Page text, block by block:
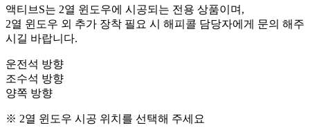
액티브S는 2열 윈도우에 시공되는 전용 상품이며,
2열 윈도우 외 추가 장착 필요 시 해피콜 담당자에게 문의 해주
시길 바랍니다.
운전석 방향
조수석 방향
양쪽 방향
※ 2열 윈도우 시공 위치를 선택해 주세요